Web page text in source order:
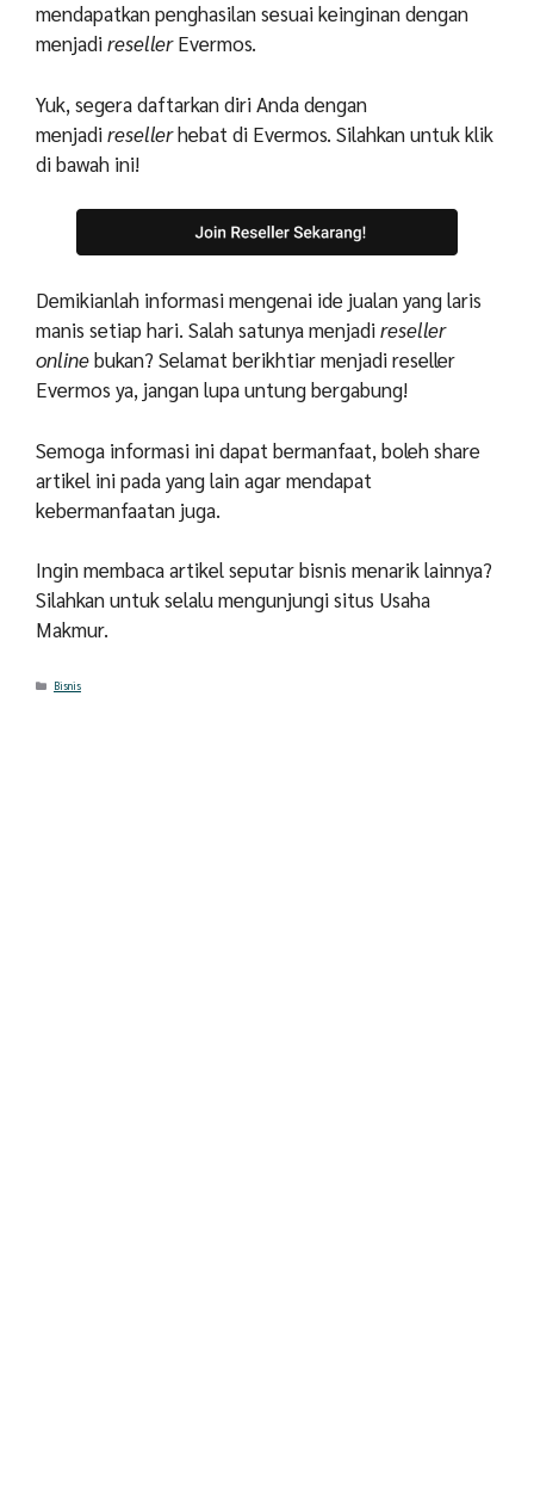
mendapatkan penghasilan sesuai keinginan dengan
menjadiresellerEvermos.
Yuk, segera daftarkan diri Anda dengan
menjadiresellerhebat di Evermos. Silahkan untuk klik
di bawah ini!
Demikianlah informasi mengenai ide jualan yang laris
manis setiap hari. Salah satunya menjadireseller
onlinebukan? Selamat berikhtiar menjadi reseller
Evermos ya, jangan lupa untung bergabung!
Semoga informasi ini dapat bermanfaat, boleh share
artikel ini pada yang lain agar mendapat
kebermanfaatan juga.
Ingin membaca artikel seputar bisnis menarik lainnya?
Silahkan untuk selalu mengunjungi situs Usaha
Makmur.
Categories
Bisnis